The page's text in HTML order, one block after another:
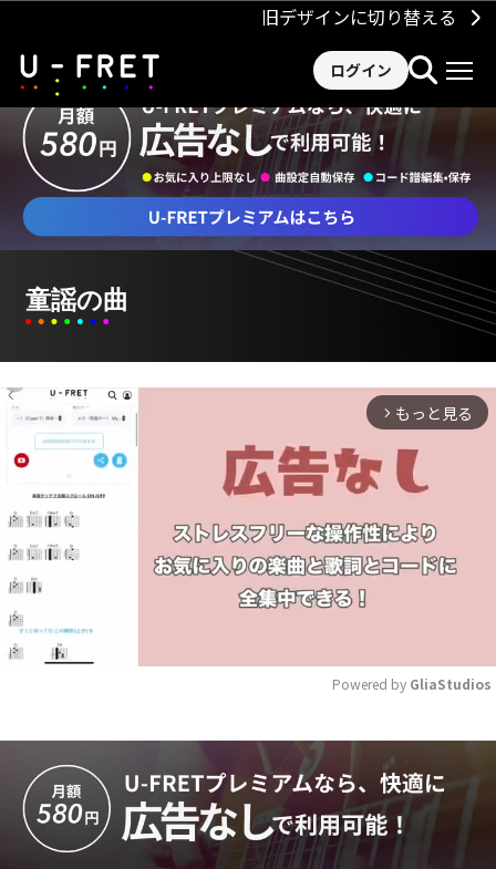
旧デザインに切り替える
ログイン
童謡の曲
arrow_forward_ios もっと見る
Powered by GliaStudios